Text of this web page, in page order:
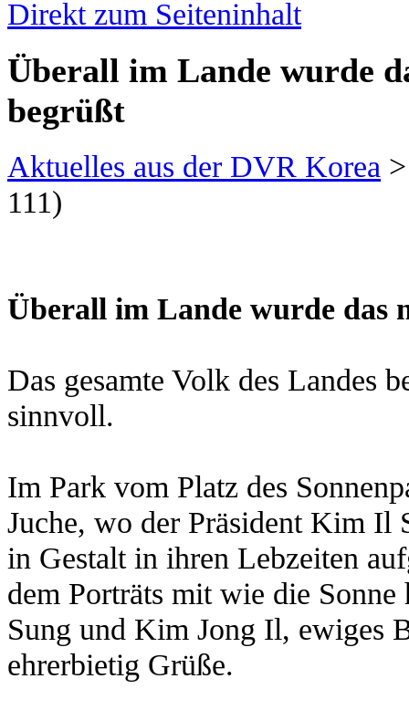
Direkt zum Seiteninhalt
Überall im Lande wurde
begrüßt
Aktuelles aus der DVR Korea
111)
Überall im Lande wurde das
Das gesamte Volk des Landes
sinnvoll.
Im Park vom Platz des
Juche, wo der Präsident Kim Il
in Gestalt in ihren Lebzeiten
dem Porträts mit wie die
Sung und Kim Jong Il, ewiges
ehrerbietig Grüße.